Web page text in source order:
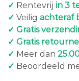
✓ Rentevrij in 3
✓ Veilig achteraf
✓ Gratis
✓ Gratis
✓ Meer dan
✓ Beoordeeld